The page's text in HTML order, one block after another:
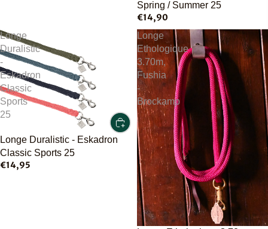
Spring / Summer 25
€14,90
Longe
Duralistic
-
Eskadron
Classic
Sports
25
Longe Duralistic - Eskadron
Classic Sports 25
€14,95
Longe
Ethologique
3.70m,
Fushia
-
Brockamp